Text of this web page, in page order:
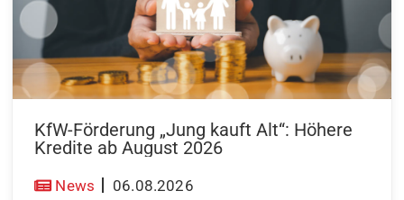
KfW-Förderung „Jung kauft Alt“: Höhere
Kredite ab August 2026
News 06.08.2026